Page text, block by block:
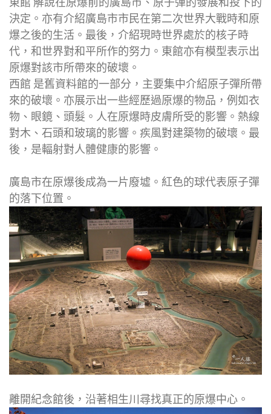
決定。亦有介紹廣島市市民在第二次世界大戰時和原
爆之後的生活。最後，介紹現時世界處於的核子時
代，和世界對和平所作的努力。東館亦有模型表示出
原爆對該市所帶來的破壞。
西館 是舊資料館的一部分，主要集中介紹原子彈所帶
來的破壞。亦展示出一些經歷過原爆的物品，例如衣
物、眼鏡、頭髮。人在原爆時皮膚所受的影響。熱線
對木、石頭和玻璃的影響。疾風對建築物的破壞。最
後，是輻射對人體健康的影響。
廣島市在原爆後成為一片廢墟。紅色的球代表原子彈
的落下位置。
離開紀念館後，沿著相生川尋找真正的原爆中心。